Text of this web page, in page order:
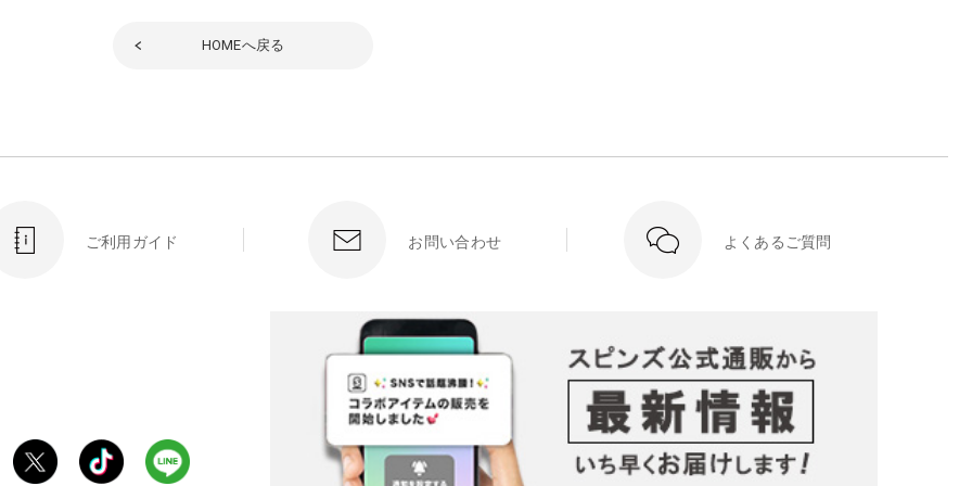
HOMEへ戻る
ご利用ガイド お問い合わせ よくあるご質問